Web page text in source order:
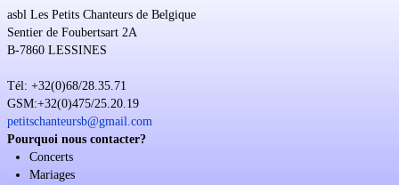
asbl Les Petits Chanteurs de Belgique
Sentier de Foubertsart 2A
B-7860 LESSINES
Tél: +32(0)68/28.35.71
GSM:+32(0)475/25.20.19
petitschanteursb@gmail.com
Pourquoi nous contacter?
Concerts
Mariages